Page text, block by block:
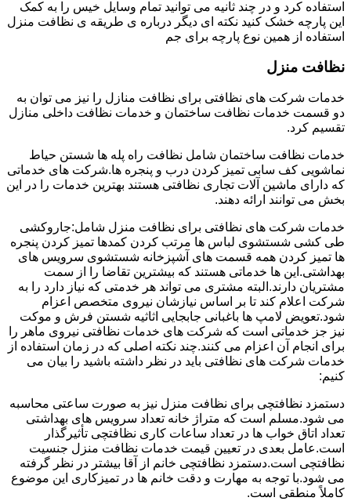
استفاده کرد و در چند ثانیه می توانید تمام وسایل خیس را به کمک
این پارچه خشک کنید نکته ای دیگر درباره ی طریقه ی نظافت منزل
استفاده از همین نوع پارچه برای جم
نظافت منزل
خدمات شرکت های نظافتی برای نظافت منازل را نیز می توان به
دو قسمت خدمات نظافت ساختمان و خدمات نظافت داخلی منازل
تقسیم کرد.
خدمات نظافت ساختمان شامل نظافت راه پله ها شستن حیاط
نماشویی کف سابی تمیز کردن درب و پنجره ها.شرکت های خدماتی
که دارای ماشین آلات تجاری نظافتی هستند بهترین خدمات را در این
بخش می توانند ارائه دهند.
خدمات شرکت های نظافتی برای نظافت منزل شامل:جاروکشی
طی کشی شستشوی لباس ها مرتب کردن کمدها تمیز کردن پنجره
ها تمیز کردن همه قسمت های آشپزخانه شستشوی سرویس های
بهداشتی.این ها خدماتی هستند که بیشترین تقاضا را از سمت
مشتریان دارند.البته مشتری می تواند هر خدمتی که نیاز دارد را به
شرکت اعلام کند تا بر اساس نیازشان نیروی متخصص اعزام
شود.تعویض لامپ ها باغبانی جابجایی اثاثیه شستن فرش و موکت
نیز جز خدماتی است که شرکت های خدمات نظافتی نیروی ماهر را
برای انجام آن اعزام می کنند.چند نکته اصلی که در زمان استفاده از
خدمات شرکت های نظافتی باید در نظر داشته باشید را بیان می
کنیم:
دستمزد نظافتچی برای نظافت منزل نیز به صورت ساعتی محاسبه
می شود.مسلم است که متراژ خانه تعداد سرویس های بهداشتی
تعداد اتاق خواب ها در تعداد ساعات کاری نظافتچی تأثیرگذار
است.عامل بعدی در تعیین قیمت خدمات نظافت منزل جنسیت
نظافتچی است.دستمزد نظافتچی خانم از آقا بیشتر در نظر گرفته
می شود.با توجه به مهارت و دقت خانم ها در تمیزکاری این موضوع
کاملاً منطقی است.